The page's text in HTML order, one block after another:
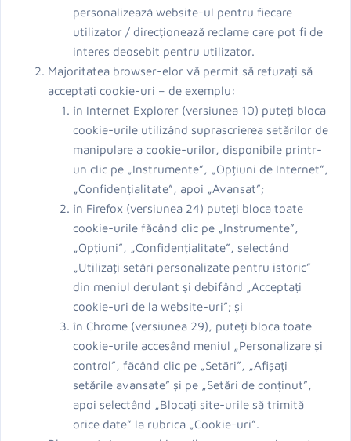
personalizează website-ul pentru fiecare
utilizator / direcționează reclame care pot fi de
interes deosebit pentru utilizator.
Majoritatea browser-elor vă permit să refuzați să
acceptați cookie-uri – de exemplu:
în Internet Explorer (versiunea 10) puteți bloca
cookie-urile utilizând suprascrierea setărilor de
manipulare a cookie-urilor, disponibile printr-
un clic pe „Instrumente”, „Opțiuni de Internet”,
„Confidențialitate”, apoi „Avansat”;
în Firefox (versiunea 24) puteți bloca toate
cookie-urile făcând clic pe „Instrumente”,
„Opțiuni”, „Confidențialitate”, selectând
„Utilizați setări personalizate pentru istoric”
din meniul derulant și debifând „Acceptați
cookie-uri de la website-uri”; și
în Chrome (versiunea 29), puteți bloca toate
cookie-urile accesând meniul „Personalizare și
control”, făcând clic pe „Setări”, „Afișați
setările avansate” și pe „Setări de conținut”,
apoi selectând „Blocați site-urile să trimită
orice date” la rubrica „Cookie-uri”.